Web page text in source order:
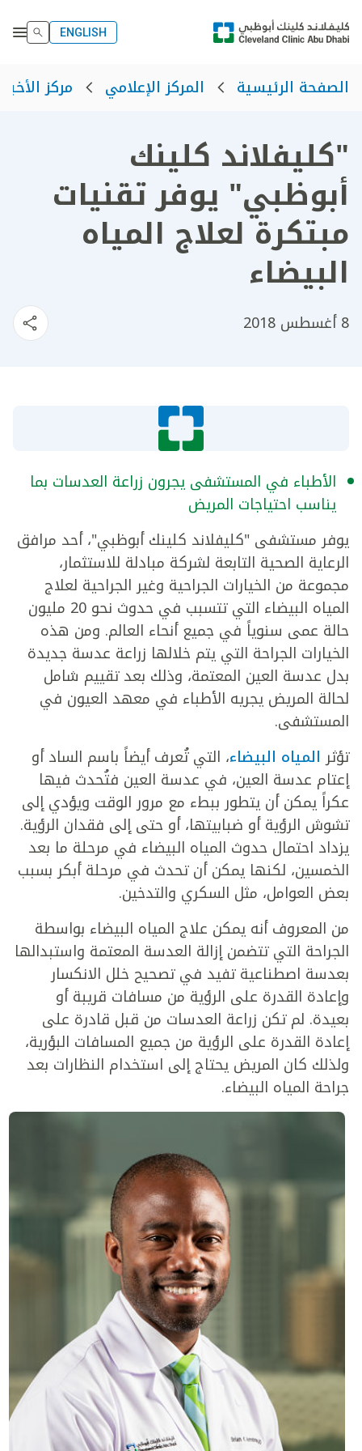
ENGLISH
الصفحة الرئيسية المركز الإعلامي مركز الأخبار
"كليفلاند كلينك
أبوظبي" يوفر تقنيات
مبتكرة لعلاج المياه
البيضاء
8 أغسطس 2018
الأطباء في المستشفى يجرون زراعة العدسات بما
يناسب احتياجات المريض
يوفر مستشفى "كليفلاند كلينك أبوظبي"، أحد مرافق
الرعاية الصحية التابعة لشركة مبادلة للاستثمار،
مجموعة من الخيارات الجراحية وغير الجراحية لعلاج
المياه البيضاء التي تتسبب في حدوث نحو 20 مليون
حالة عمى سنوياً في جميع أنحاء العالم. ومن هذه
الخيارات الجراحة التي يتم خلالها زراعة عدسة جديدة
بدل عدسة العين المعتمة، وذلك بعد تقييم شامل
لحالة المريض يجريه الأطباء في معهد العيون في
المستشفى.
تؤثر المياه البيضاء، التي تُعرف أيضاً باسم الساد أو
إعتام عدسة العين، في عدسة العين فتُحدث فيها
عكراً يمكن أن يتطور ببطء مع مرور الوقت ويؤدي إلى
تشوش الرؤية أو ضبابيتها، أو حتى إلى فقدان الرؤية.
يزداد احتمال حدوث المياه البيضاء في مرحلة ما بعد
الخمسين، لكنها يمكن أن تحدث في مرحلة أبكر بسبب
بعض العوامل، مثل السكري والتدخين.
من المعروف أنه يمكن علاج المياه البيضاء بواسطة
الجراحة التي تتضمن إزالة العدسة المعتمة واستبدالها
بعدسة اصطناعية تفيد في تصحيح خلل الانكسار
وإعادة القدرة على الرؤية من مسافات قريبة أو
بعيدة. لم تكن زراعة العدسات من قبل قادرة على
إعادة القدرة على الرؤية من جميع المسافات البؤرية،
ولذلك كان المريض يحتاج إلى استخدام النظارات بعد
جراحة المياه البيضاء.